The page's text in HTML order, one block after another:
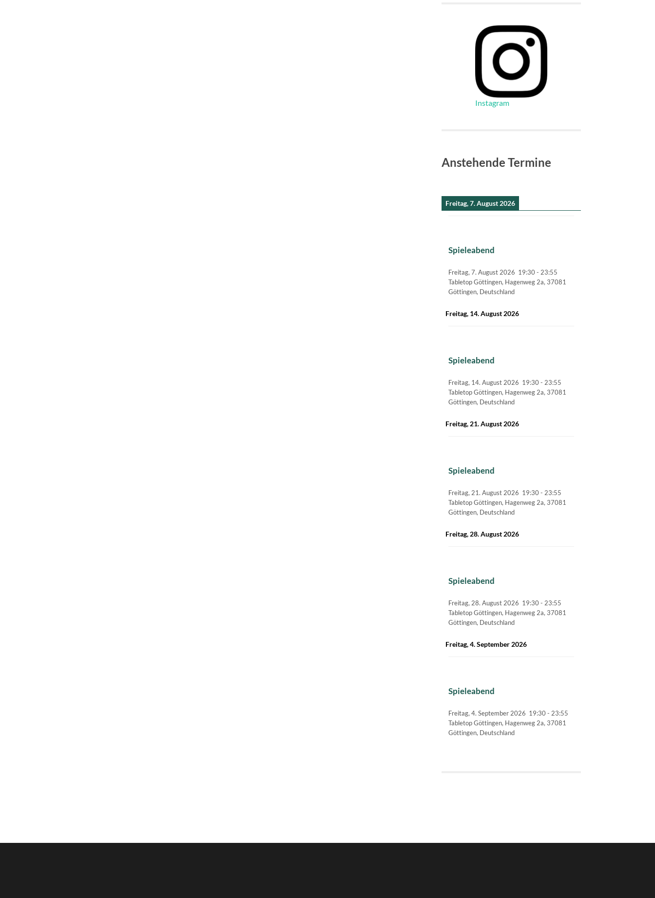
Instagram
Anstehende Termine
Freitag, 7. August 2026
Spieleabend
Freitag, 7. August 2026 19:30 - 23:55
Tabletop Göttingen, Hagenweg 2a, 37081
Göttingen, Deutschland
Freitag, 14. August 2026
Spieleabend
Freitag, 14. August 2026 19:30 - 23:55
Tabletop Göttingen, Hagenweg 2a, 37081
Göttingen, Deutschland
Freitag, 21. August 2026
Spieleabend
Freitag, 21. August 2026 19:30 - 23:55
Tabletop Göttingen, Hagenweg 2a, 37081
Göttingen, Deutschland
Freitag, 28. August 2026
Spieleabend
Freitag, 28. August 2026 19:30 - 23:55
Tabletop Göttingen, Hagenweg 2a, 37081
Göttingen, Deutschland
Freitag, 4. September 2026
Spieleabend
Freitag, 4. September 2026 19:30 - 23:55
Tabletop Göttingen, Hagenweg 2a, 37081
Göttingen, Deutschland